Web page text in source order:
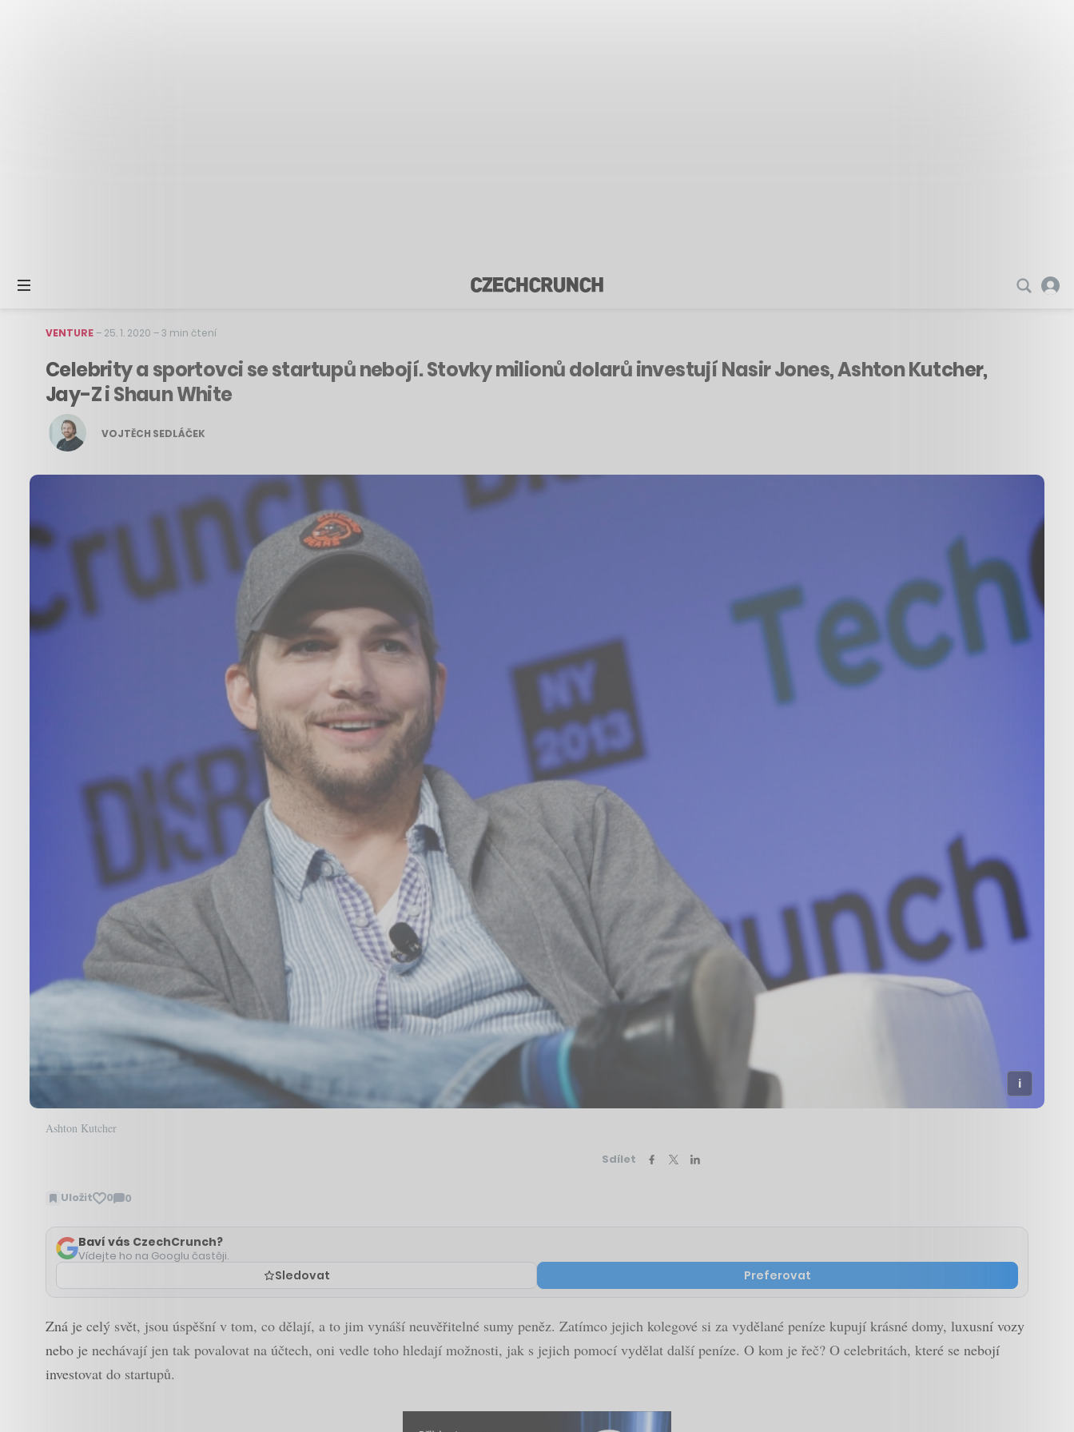
VENTURE– 25. 1. 2020 –3 min čtení
Celebrity a sportovci se startupů nebojí. Stovky milionů dolarů investují Nasir Jones, Ashton Kutcher,
Jay-Z i Shaun White
VOJTĚCH SEDLÁČEK
Ashton Kutcher
Sdílet
Uložit 0 0
Zobrazit
Baví vás CzechCrunch?
Vídejte ho na Googlu častěji.
Sledovat Preferovat
Zná je celý svět, jsou úspěšní v tom, co dělají, a to jim vynáší neuvěřitelné sumy peněz. Zatímco jejich kolegové si za vydělané peníze kupují krásné domy, luxusní vozy
nebo je nechávají jen tak povalovat na účtech, oni vedle toho hledají možnosti, jak s jejich pomocí vydělat další peníze. O kom je řeč? O celebritách, které se nebojí
investovat do startupů.